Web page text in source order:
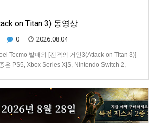
on Titan 3) 동영상
0 2026.08.04
Tecmo 발매의 [진격의 거인3(Attack on Titan 3)]
은 PS5, Xbox Series X|S, Nintendo Switch 2,